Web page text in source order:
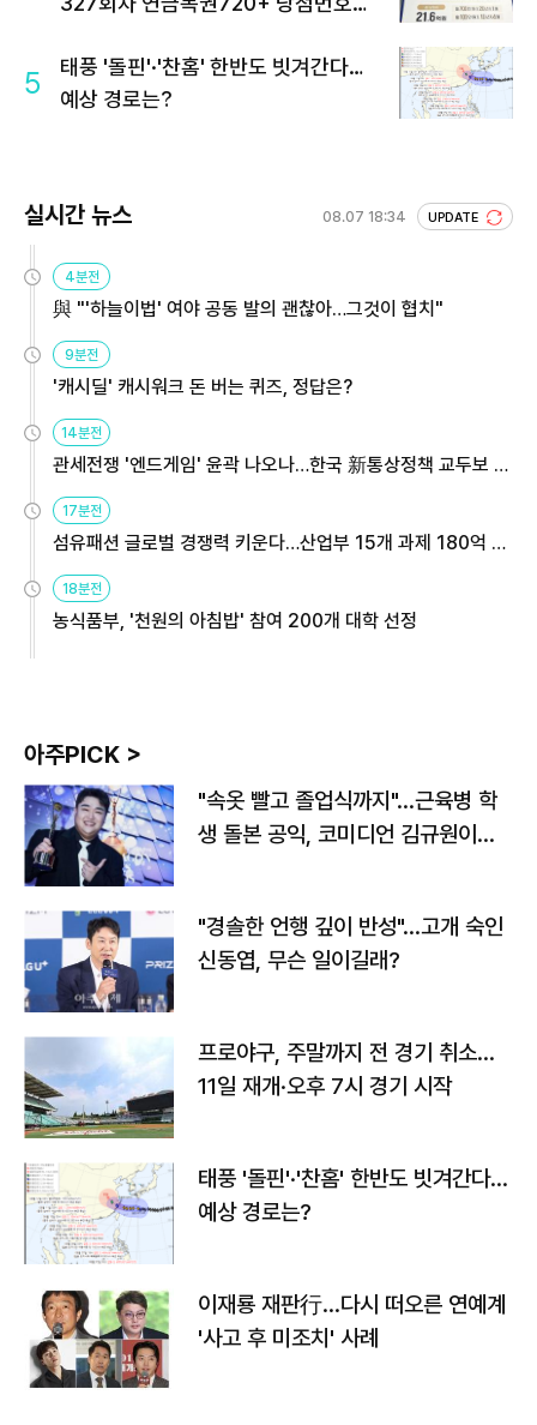
5
태풍 '돌핀'·'찬홈' 한반도 빗겨간다…
예상 경로는?
실시간 뉴스 08.07 18:34 UPDATE
4분전
與 "'하늘이법' 여야 공동 발의 괜찮아…그것이 협치"
9분전
'캐시딜' 캐시워크 돈 버는 퀴즈, 정답은?
14분전
관세전쟁 '엔드게임' 윤곽 나오나…한국 新통상정책 교두보 활
용해야
17분전
섬유패션 글로벌 경쟁력 키운다…산업부 15개 과제 180억 지
원
18분전
농식품부, '천원의 아침밥' 참여 200개 대학 선정
아주PICK >
"속옷 빨고 졸업식까지"…근육병 학
생 돌본 공익, 코미디언 김규원이었
"경솔한 언행 깊이 반성"…고개 숙인
신동엽, 무슨 일이길래?
프로야구, 주말까지 전 경기 취소…
11일 재개·오후 7시 경기 시작
태풍 '돌핀'·'찬홈' 한반도 빗겨간다…
예상 경로는?
이재룡 재판行…다시 떠오른 연예계
'사고 후 미조치' 사례